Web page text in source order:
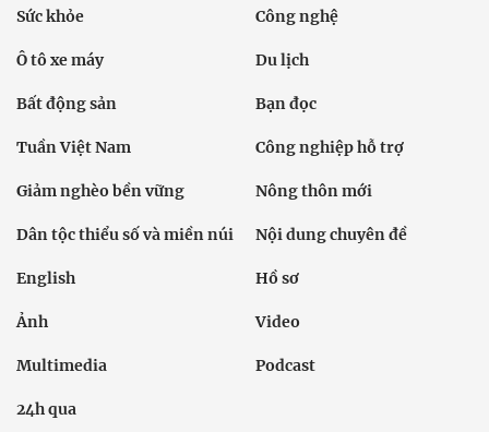
Sức khỏe Công nghệ
Ô tô xe máy Du lịch
Bất động sản Bạn đọc
Tuần Việt Nam Công nghiệp hỗ trợ
Giảm nghèo bền vững Nông thôn mới
Dân tộc thiểu số và miền núi Nội dung chuyên đề
English Hồ sơ
Ảnh Video
Multimedia Podcast
24h qua